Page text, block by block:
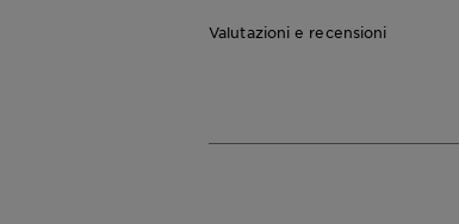
Valutazioni e recensioni